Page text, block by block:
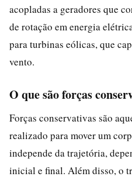
acopladas a geradores que
de rotação em energia
para turbinas eólicas, que
vento.
O que são forças
Forças conservativas são
realizado para mover um
independe da trajetória,
inicial e final. Além disso, o